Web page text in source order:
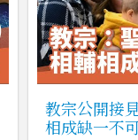
教宗公開接
相成缺一不